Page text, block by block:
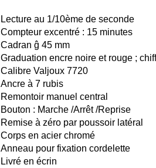
Lecture au 1/10ème de seconde
Compteur excentré : 15 minutes
Cadran ĝ 45 mm
Graduation encre noire et rouge ;
Calibre Valjoux 7720
Ancre à 7 rubis
Remontoir manuel central
Bouton : Marche /Arrêt /Reprise
Remise à zéro par poussoir latéral
Corps en acier chromé
Anneau pour fixation cordelette
Livré en écrin